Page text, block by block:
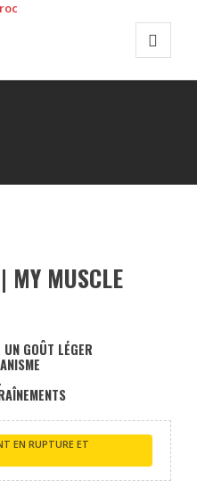
MY MUSCLE
GOÛT LÉGER
EN RUPTURE ET